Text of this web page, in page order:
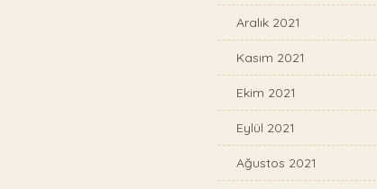
Aralık 2021
Kasım 2021
Ekim 2021
Eylül 2021
Ağustos 2021